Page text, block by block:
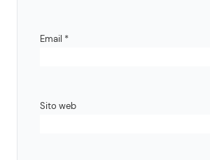
Email *
Sito web